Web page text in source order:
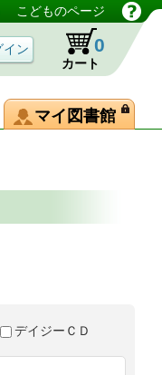
こどものページ
カート
0
マイ図書館
デイジーＣＤ